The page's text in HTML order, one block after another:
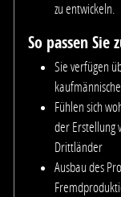
zu entwickeln.
So passen Sie
Sie verfügen
Fühlen sich
der Erstellung
Drittländer
Ausbau des